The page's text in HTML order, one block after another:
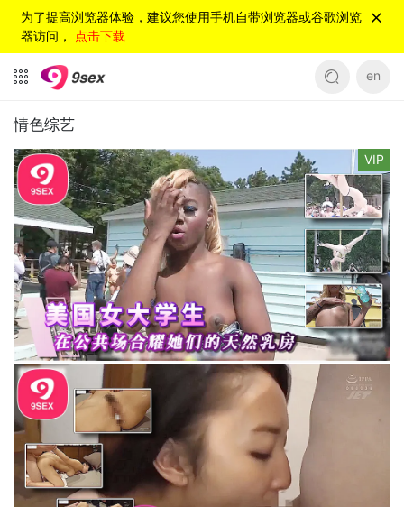
为了提高浏览器体验，建议您使用手机自带浏览器或谷歌浏览
器访问， 点击下载
en
情色综艺
VIP